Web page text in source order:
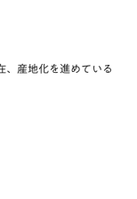
、産地化を進めている